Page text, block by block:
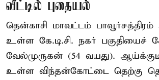
வீட்டில் புதையல்
தென்காசி மாவட்டம் பாவூர்சத்திரம்
உள்ள கே.டி.சி. நகர் பகுதியைச்
வேல்முருகன் (54 வயது).
உள்ள விந்தன்கோட்டை தெற்கு